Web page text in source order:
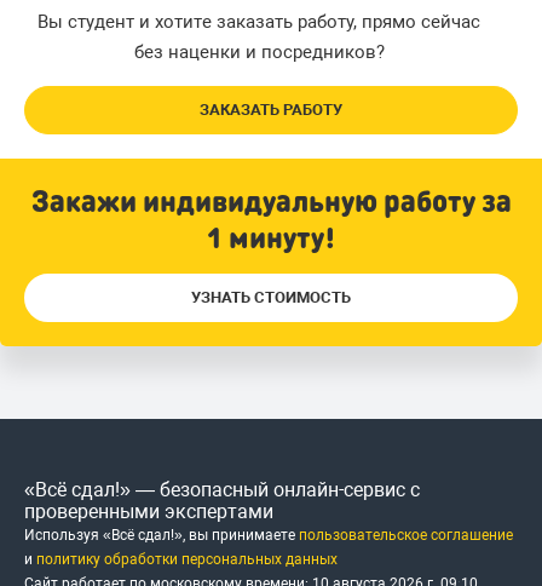
Вы студент и хотите заказать работу, прямо сейчас
без наценки и посредников?
ЗАКАЗАТЬ РАБОТУ
Закажи индивидуальную работу за
1 минуту!
УЗНАТЬ СТОИМОСТЬ
«Всё сдал!» — безопасный онлайн-сервис с
проверенными экспертами
Используя «Всё сдал!», вы принимаете пользовательское соглашение
и политику обработки персональных данных